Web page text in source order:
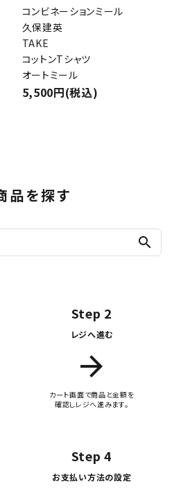
コンビネーションミール
久保建英
TAKE
コットンTシャツ
オートミール
5,500円(税込)
品を探す
search
Step 2
レジへ進む
arrow_forward
カート画面で商品と金額を
確認しレジへ進みます。
Step 4
お支払い方法の設定